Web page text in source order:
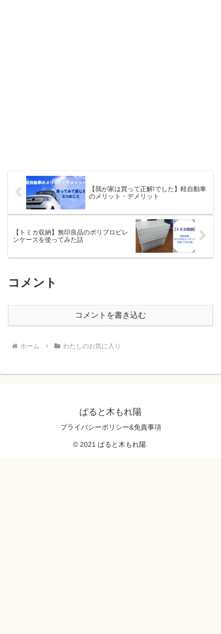
【我が家は買って正解!でした】軽自動車
のメリット・デメリット
【トミカ収納】無印良品のポリプロピレ
ンケースを使ってみた話
コメント
コメントを書き込む
ホーム わたしのお気に入り
ぱると木もれ陽
プライバシーポリシー&免責事項
© 2021 ぱると木もれ陽.